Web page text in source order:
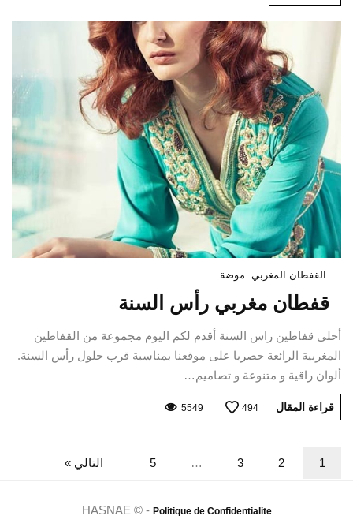
القفطان المغربي موضة
قفطان مغربي رأس السنة
أحلى قفاطين راس السنة أقدم لكم اليوم مجموعة من القفاطين
المغربية الرائعة حصريا على موقعنا بمناسبة قرب حلول رأس السنة.
ألوان راقية و متنوعة و تصاميم…
قراءة المقال 494
5549
1
2
3
…
5 التالي »
HASNAE © - Politique de Confidentialite